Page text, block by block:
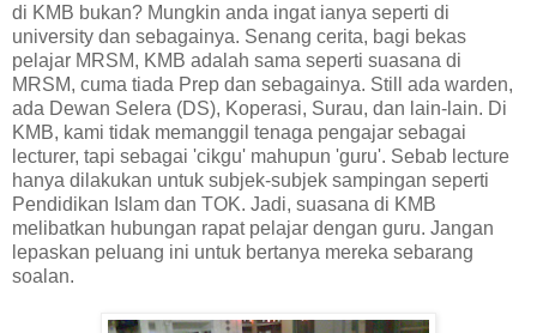
di KMB bukan? Mungkin anda ingat ianya seperti di
university dan sebagainya. Senang cerita, bagi bekas
pelajar MRSM, KMB adalah sama seperti suasana di
MRSM, cuma tiada Prep dan sebagainya. Still ada warden,
ada Dewan Selera (DS), Koperasi, Surau, dan lain-lain. Di
KMB, kami tidak memanggil tenaga pengajar sebagai
lecturer, tapi sebagai 'cikgu' mahupun 'guru'. Sebab lecture
hanya dilakukan untuk subjek-subjek sampingan seperti
Pendidikan Islam dan TOK. Jadi, suasana di KMB
melibatkan hubungan rapat pelajar dengan guru. Jangan
lepaskan peluang ini untuk bertanya mereka sebarang
soalan.